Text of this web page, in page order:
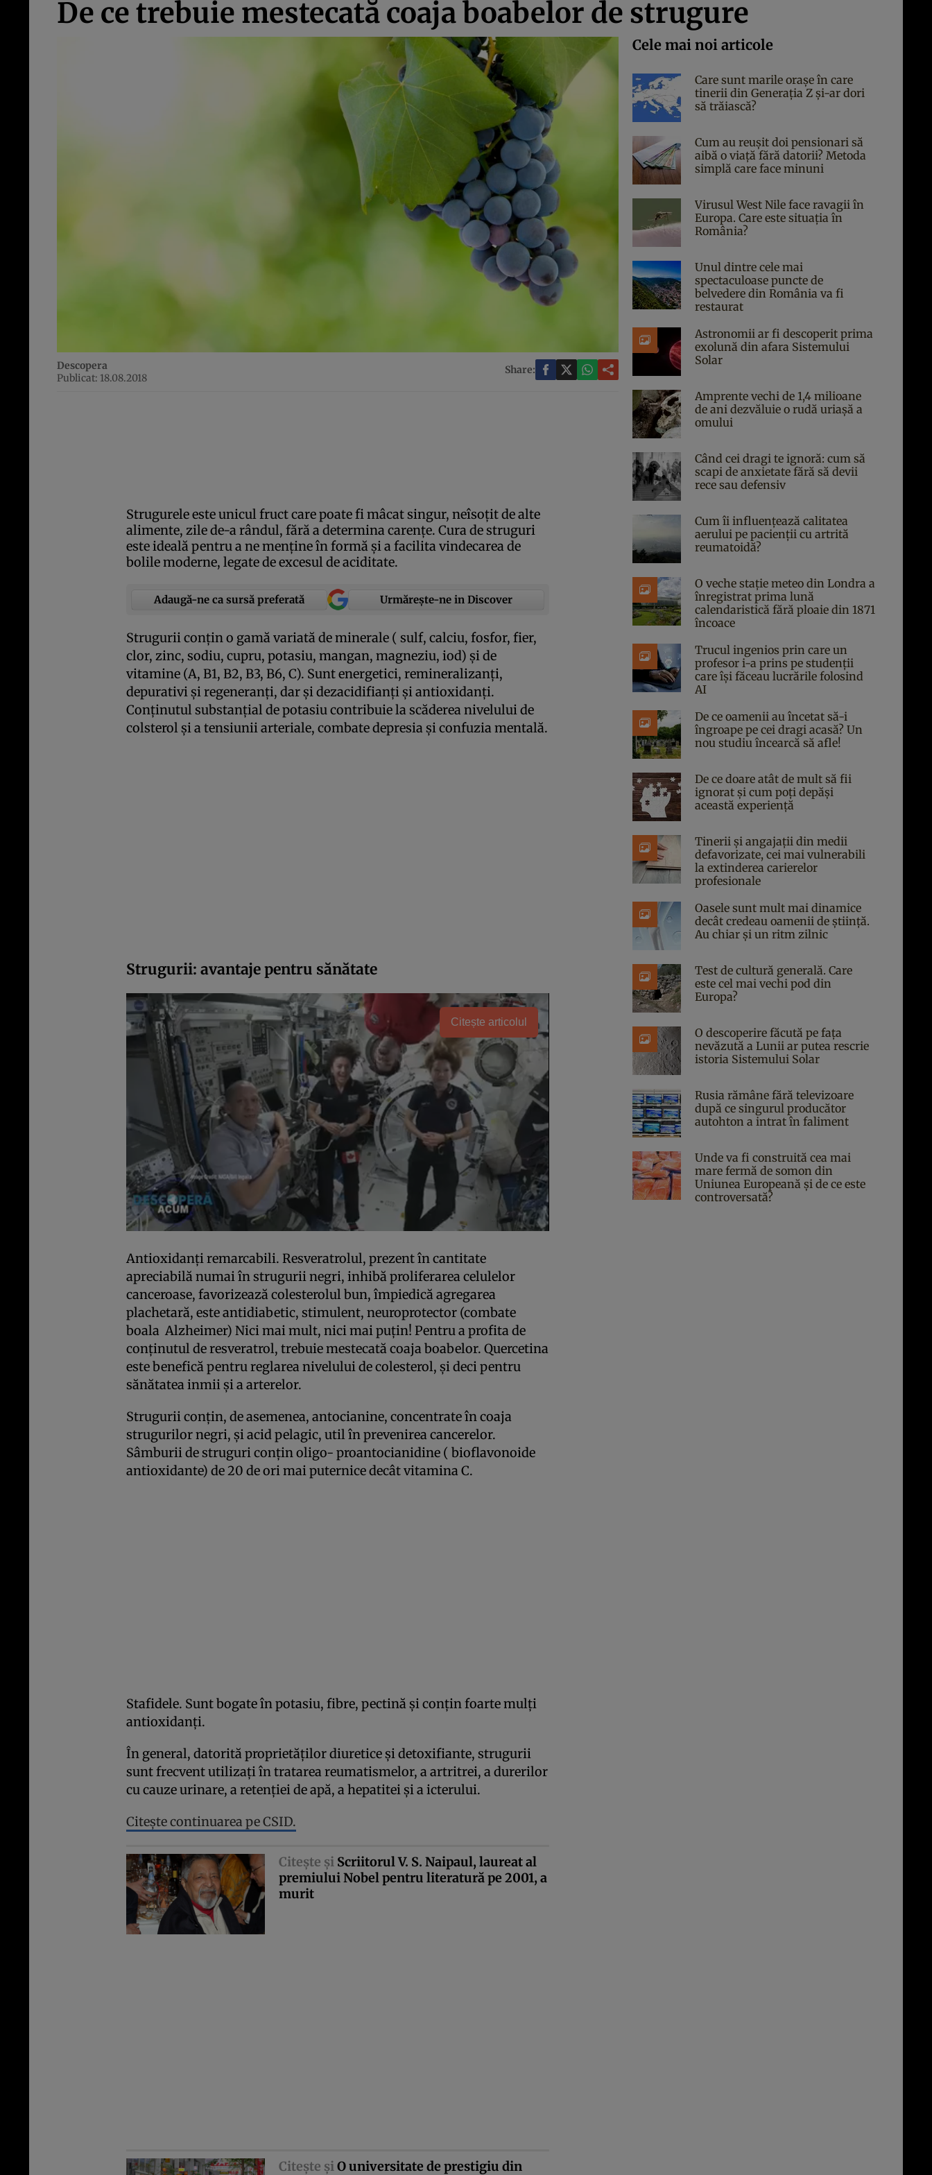
De ce trebuie mestecată coaja boabelor de strugure
Descopera
Publicat: 18.08.2018
Share:
Strugurele este unicul fruct care poate fi mâcat singur, neîsoţit de alte
alimente, zile de-a rândul, fără a determina carenţe. Cura de struguri
este ideală pentru a ne menţine în formă şi a facilita vindecarea de
bolile moderne, legate de excesul de aciditate.
Adaugă-ne ca sursă preferată Urmărește-ne in Discover
Strugurii conţin o gamă variată de minerale ( sulf, calciu, fosfor, fier,
clor, zinc, sodiu, cupru, potasiu, mangan, magneziu, iod) şi de
vitamine (A, B1, B2, B3, B6, C). Sunt energetici, remineralizanţi,
depurativi şi regeneranţi, dar şi dezacidifianţi şi antioxidanţi.
Conţinutul substanţial de potasiu contribuie la scăderea nivelului de
colsterol şi a tensiunii arteriale, combate depresia şi confuzia mentală.
Strugurii: avantaje pentru sănătate
Citește articolul
Antioxidanţi remarcabili. Resveratrolul, prezent în cantitate
apreciabilă numai în strugurii negri, inhibă proliferarea celulelor
canceroase, favorizează colesterolul bun, împiedică agregarea
plachetară, este antidiabetic, stimulent, neuroprotector (combate
boala Alzheimer) Nici mai mult, nici mai puţin! Pentru a profita de
conţinutul de resveratrol, trebuie mestecată coaja boabelor. Quercetina
este benefică pentru reglarea nivelului de colesterol, şi deci pentru
sănătatea inmii şi a arterelor.
Strugurii conţin, de asemenea, antocianine, concentrate în coaja
strugurilor negri, şi acid pelagic, util în prevenirea cancerelor.
Sâmburii de struguri conţin oligo- proantocianidine ( bioflavonoide
antioxidante) de 20 de ori mai puternice decât vitamina C.
Stafidele. Sunt bogate în potasiu, fibre, pectină şi conţin foarte mulţi
antioxidanţi.
În general, datorită proprietăţilor diuretice şi detoxifiante, strugurii
sunt frecvent utilizaţi în tratarea reumatismelor, a artritrei, a durerilor
cu cauze urinare, a retenţiei de apă, a hepatitei şi a icterului.
Citeşte continuarea pe CSID.
Citeşte şi Scriitorul V. S. Naipaul, laureat al
premiului Nobel pentru literatură pe 2001, a
murit
Citeşte şiO universitate de prestigiu din
Cele mai noi articole
Care sunt marile orașe în care
tinerii din Generația Z și-ar dori
să trăiască?
Cum au reușit doi pensionari să
aibă o viață fără datorii? Metoda
simplă care face minuni
Virusul West Nile face ravagii în
Europa. Care este situația în
România?
Unul dintre cele mai
spectaculoase puncte de
belvedere din România va fi
restaurat
Astronomii ar fi descoperit prima
exolună din afara Sistemului
Solar
Amprente vechi de 1,4 milioane
de ani dezvăluie o rudă uriașă a
omului
Când cei dragi te ignoră: cum să
scapi de anxietate fără să devii
rece sau defensiv
Cum îi influențează calitatea
aerului pe pacienții cu artrită
reumatoidă?
O veche stație meteo din Londra a
înregistrat prima lună
calendaristică fără ploaie din 1871
încoace
Trucul ingenios prin care un
profesor i-a prins pe studenții
care își făceau lucrările folosind
AI
De ce oamenii au încetat să-i
îngroape pe cei dragi acasă? Un
nou studiu încearcă să afle!
De ce doare atât de mult să fii
ignorat și cum poți depăși
această experiență
Tinerii și angajații din medii
defavorizate, cei mai vulnerabili
la extinderea carierelor
profesionale
Oasele sunt mult mai dinamice
decât credeau oamenii de știință.
Au chiar și un ritm zilnic
Test de cultură generală. Care
este cel mai vechi pod din
Europa?
O descoperire făcută pe fața
nevăzută a Lunii ar putea rescrie
istoria Sistemului Solar
Rusia rămâne fără televizoare
după ce singurul producător
autohton a intrat în faliment
Unde va fi construită cea mai
mare fermă de somon din
Uniunea Europeană și de ce este
controversată?